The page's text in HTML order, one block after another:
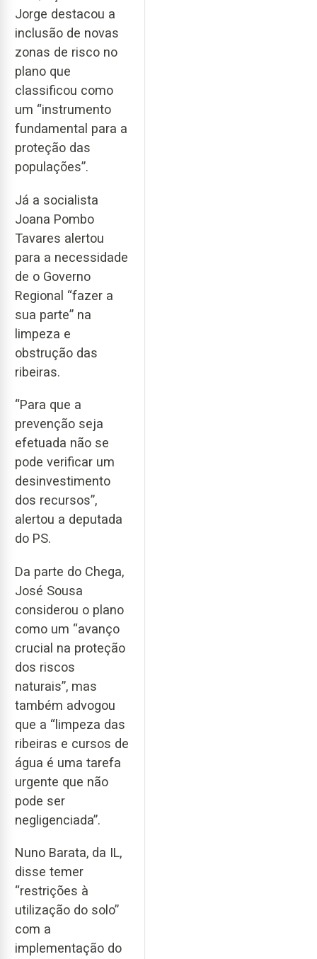
Jorge destacou a
inclusão de novas
zonas de risco no
plano que
classificou como
um “instrumento
fundamental para a
proteção das
populações”.
Já a socialista
Joana Pombo
Tavares alertou
para a necessidade
de o Governo
Regional “fazer a
sua parte” na
limpeza e
obstrução das
ribeiras.
“Para que a
prevenção seja
efetuada não se
pode verificar um
desinvestimento
dos recursos”,
alertou a deputada
do PS.
Da parte do Chega,
José Sousa
considerou o plano
como um “avanço
crucial na proteção
dos riscos
naturais”, mas
também advogou
que a “limpeza das
ribeiras e cursos de
água é uma tarefa
urgente que não
pode ser
negligenciada”.
Nuno Barata, da IL,
disse temer
“restrições à
utilização do solo”
com a
implementação do